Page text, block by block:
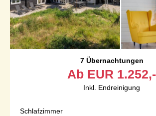
7 Übernachtungen
Ab EUR 1.252,-
Inkl. Endreinigung
Schlafzimmer